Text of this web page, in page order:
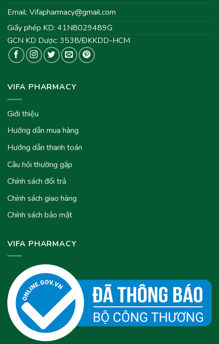
Email: Vifapharmacy@gmail.com
Giấy phép KD: 41N8029489G
GCN KD Dược: 3538/ĐKKDD-HCM
VIFA PHARMACY
Giới thiệu
Hướng dẫn mua hàng
Hướng dẫn thanh toán
Câu hỏi thường gặp
Chính sách đổi trả
Chính sách giao hàng
Chính sách bảo mật
VIFA PHARMACY